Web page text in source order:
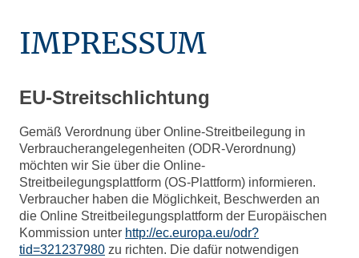
IMPRESSUM
EU-Streitschlichtung
Gemäß Verordnung über Online-Streitbeilegung in
Verbraucherangelegenheiten (ODR-Verordnung)
möchten wir Sie über die Online-
Streitbeilegungsplattform (OS-Plattform) informieren.
Verbraucher haben die Möglichkeit, Beschwerden an
die Online Streitbeilegungsplattform der Europäischen
Kommission unter http://ec.europa.eu/odr?
tid=321237980 zu richten. Die dafür notwendigen